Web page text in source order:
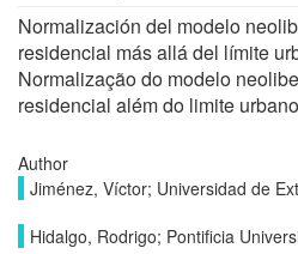
Normalización del modelo
residencial más allá del límite
Normalização do modelo
residencial além do limite
Author
Jiménez, Víctor; Universidad de
Hidalgo, Rodrigo; Pontificia